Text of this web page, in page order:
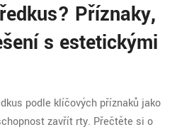
Příznaky,
s estetickými
podle klíčových příznaků jako
zavřít rty. Přečtěte si o